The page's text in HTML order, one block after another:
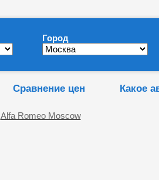
Город
Сравнение цен Какое
Alfa Romeo Moscow